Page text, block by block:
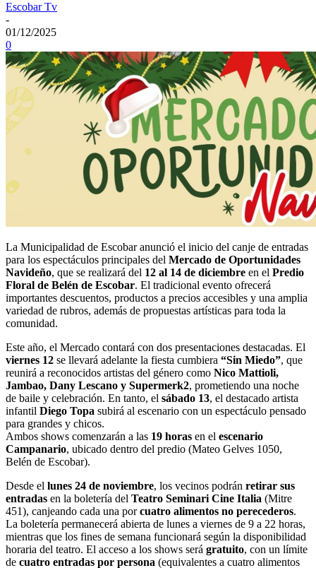
Escobar Tv
-
01/12/2025
0
La Municipalidad de Escobar anunció el inicio del canje de entradas
para los espectáculos principales del Mercado de Oportunidades
Navideño, que se realizará del 12 al 14 de diciembre en el Predio
Floral de Belén de Escobar. El tradicional evento ofrecerá
importantes descuentos, productos a precios accesibles y una amplia
variedad de rubros, además de propuestas artísticas para toda la
comunidad.
Este año, el Mercado contará con dos presentaciones destacadas. El
viernes 12 se llevará adelante la fiesta cumbiera “Sin Miedo”, que
reunirá a reconocidos artistas del género como Nico Mattioli,
Jambao, Dany Lescano y Supermerk2, prometiendo una noche
de baile y celebración. En tanto, el sábado 13, el destacado artista
infantil Diego Topa subirá al escenario con un espectáculo pensado
para grandes y chicos.
Ambos shows comenzarán a las 19 horas en el escenario
Campanario, ubicado dentro del predio (Mateo Gelves 1050,
Belén de Escobar).
Desde el lunes 24 de noviembre, los vecinos podrán retirar sus
entradas en la boletería del Teatro Seminari Cine Italia (Mitre
451), canjeando cada una porcuatro alimentos no perecederos.
La boletería permanecerá abierta de lunes a viernes de 9 a 22 horas,
mientras que los fines de semana funcionará según la disponibilidad
horaria del teatro. El acceso a los shows será gratuito, con un límite
de cuatro entradas por persona (equivalentes a cuatro alimentos